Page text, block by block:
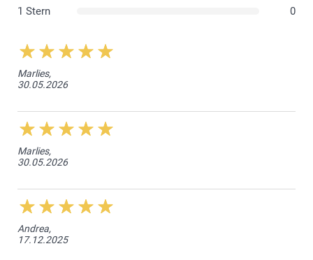
1 Stern
0
Marlies,
30.05.2026
Marlies,
30.05.2026
Andrea,
17.12.2025